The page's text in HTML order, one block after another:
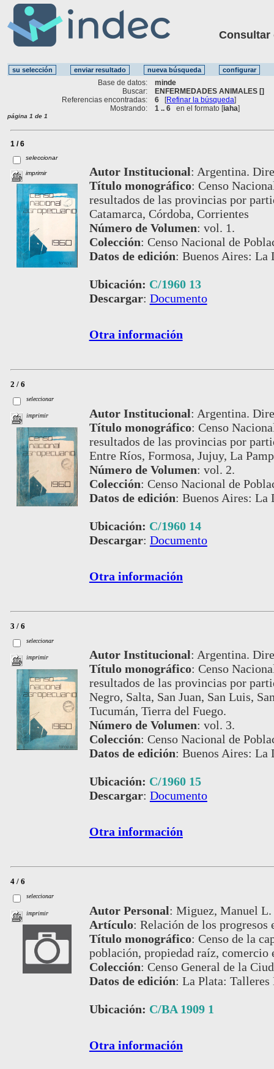
Consultar
Base de datos:
minde
Buscar:
ENFERMEDADES ANIMALES []
Referencias encontradas:
6 [Refinar la búsqueda]
Mostrando:
1 .. 6 en el formato [iaha]
página 1 de 1
1 / 6
seleccionar
imprimir Autor Institucional: Argentina.
Título monográfico: Censo
resultados de las provincias por
Catamarca, Córdoba, Corrientes
Número de Volumen: vol. 1.
Colección: Censo Nacional de
Datos de edición: Buenos Aires: La
Ubicación: C/1960 13
Descargar: Documento
Otra información
2 / 6
seleccionar
imprimir Autor Institucional: Argentina.
Título monográfico: Censo
resultados de las provincias por
Entre Ríos, Formosa, Jujuy, La
Número de Volumen: vol. 2.
Colección: Censo Nacional de
Datos de edición: Buenos Aires: La
Ubicación: C/1960 14
Descargar: Documento
Otra información
3 / 6
seleccionar
imprimir Autor Institucional: Argentina.
Título monográfico: Censo
resultados de las provincias por
Negro, Salta, San Juan, San Luis,
Tucumán, Tierra del Fuego.
Número de Volumen: vol. 3.
Colección: Censo Nacional de
Datos de edición: Buenos Aires: La
Ubicación: C/1960 15
Descargar: Documento
Otra información
4 / 6
seleccionar
imprimir Autor Personal: Miguez, Manuel L.
Artículo: Relación de los
Título monográfico: Censo de la
población, propiedad raíz, comercio
Colección: Censo General de la
Datos de edición: La Plata: Talleres
Ubicación: C/BA 1909 1
Otra información